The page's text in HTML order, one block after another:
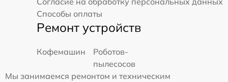
Способы оплаты
Ремонт устройств
Кофемашин
Роботов-
пылесосов
Мы занимаемся ремонтом и техническим